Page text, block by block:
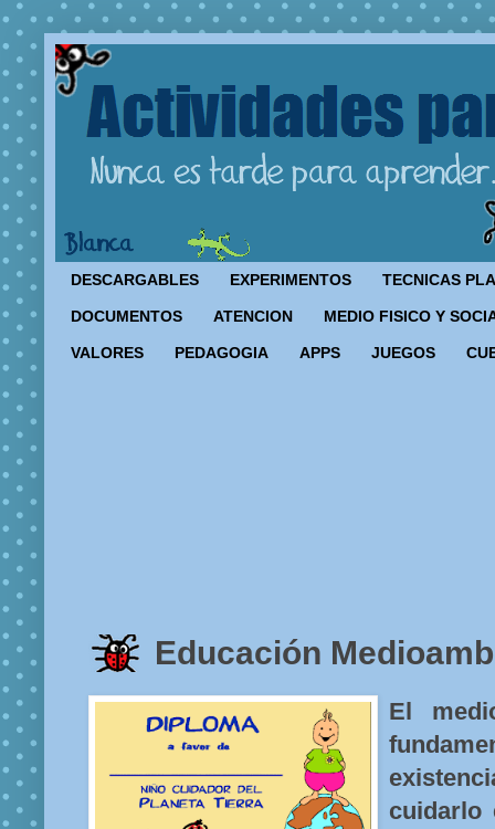
DESCARGABLES EXPERIMENTOS TECNICAS
DOCUMENTOS ATENCION MEDIO FISICO Y
VALORES PEDAGOGIA APPS JUEGOS
Educación
El
cuidarlo